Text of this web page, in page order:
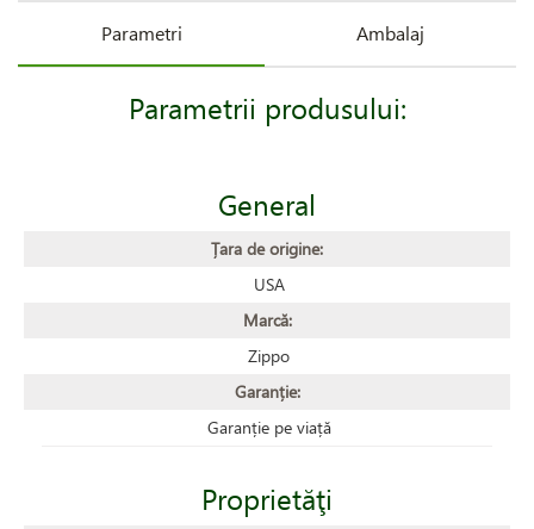
Parametri Ambalaj
Parametrii produsului:
General
Țara de origine:
USA
Marcă:
Zippo
Garanție:
Garanție pe viață
Proprietăţi